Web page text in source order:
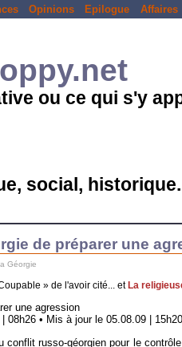
Opinions Epilogue Affaires
ou ce qui s'y
social,
de préparer une
Géorgie
» de l'avoir cité... etLa
une agression
08h26 • Mis à jour le 05.08.09 |
conflit russo-géorgien pour le